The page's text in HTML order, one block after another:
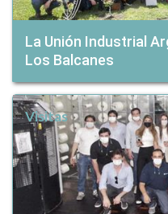
La Unión Industrial
Los Balcanes
Visitas